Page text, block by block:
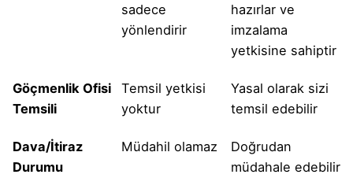
sadece
yönlendirir
hazırlar ve
imzalama
yetkisine sahiptir
Göçmenlik Ofisi
Temsili
Temsil yetkisi
yoktur
Yasal olarak sizi
temsil edebilir
Dava/İtiraz
Durumu
Müdahil olamaz
Doğrudan
müdahale edebilir